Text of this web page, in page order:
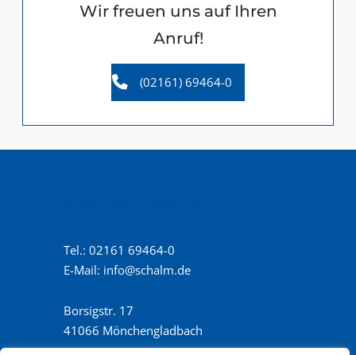
Wir freuen uns auf Ihren
Anruf!
(02161) 69464-0
Tel.: 02161 69464-0
E-Mail: info@schalm.de
Borsigstr. 17
41066 Mönchengladbach